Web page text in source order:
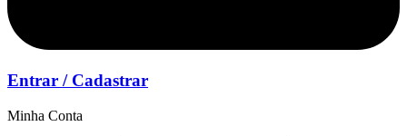
Entrar / Cadastrar
Minha Conta